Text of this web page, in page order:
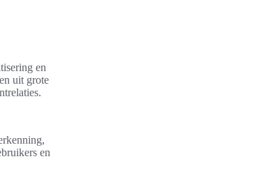
en
uit grote
en